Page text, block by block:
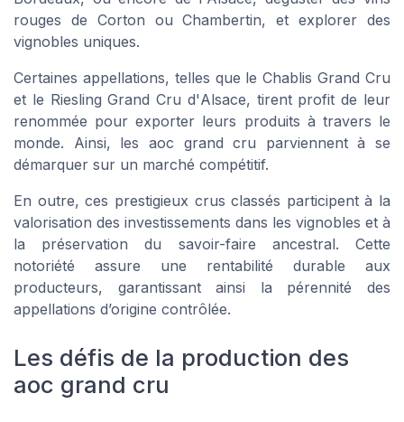
rouges de Corton ouChambertin, et explorer des
vignobles uniques.
Certaines appellations, telles que leChablis Grand Cru
et le Riesling Grand Cru d'Alsace, tirent profit de leur
renommée pour exporter leurs produits à travers le
monde. Ainsi, les aoc grand cru parviennent à se
démarquer sur un marché compétitif.
En outre, ces prestigieux crus classés participent à la
valorisation des investissements dans les vignobles et à
la préservation du savoir-faire ancestral. Cette
notoriété assure une rentabilité durable aux
producteurs, garantissant ainsi la pérennité des
appellations d’origine contrôlée.
Les défis de la production des
aoc grand cru